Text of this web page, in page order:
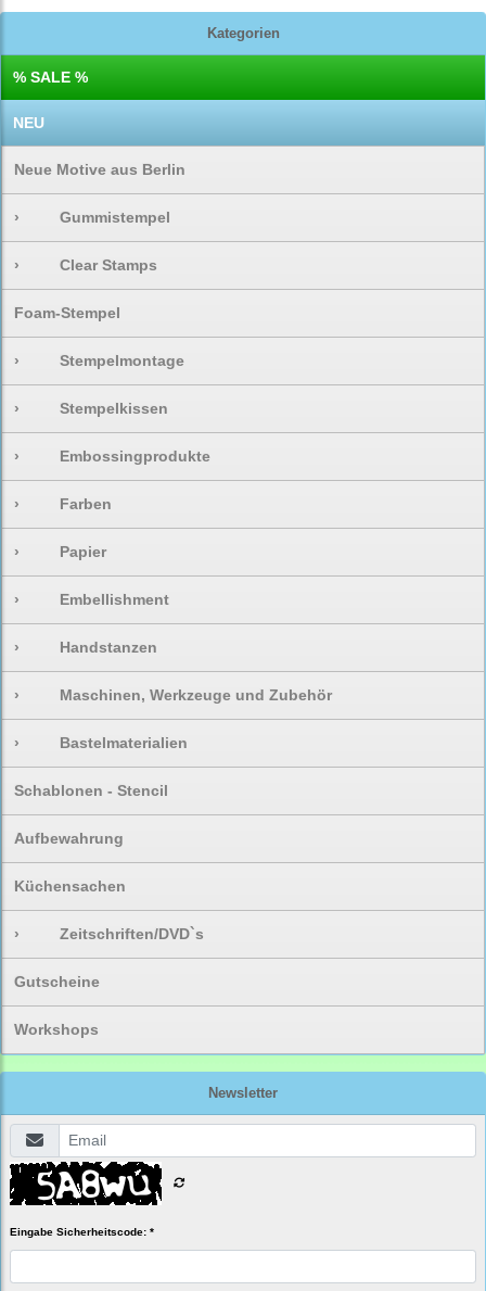
Kategorien
% SALE %
NEU
Neue Motive aus Berlin
› Gummistempel
› Clear Stamps
Foam-Stempel
› Stempelmontage
› Stempelkissen
› Embossingprodukte
› Farben
› Papier
› Embellishment
› Handstanzen
› Maschinen, Werkzeuge und Zubehör
› Bastelmaterialien
Schablonen - Stencil
Aufbewahrung
Küchensachen
› Zeitschriften/DVD`s
Gutscheine
Workshops
Newsletter
Eingabe Sicherheitscode: *